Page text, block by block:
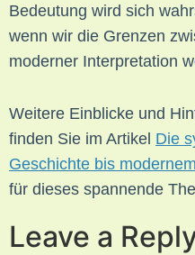
Bedeutung wird sich
wenn wir die Grenzen
moderner Interpretation
Weitere Einblicke und
finden Sie im Artikel Die
Geschichte bis
für dieses spannende
Leave a